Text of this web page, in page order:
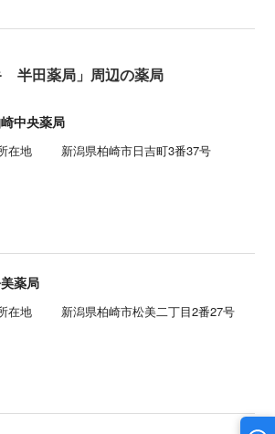
半田薬局」周辺の薬局
中央薬局
在地 新潟県柏崎市日吉町3番37号
薬局
在地 新潟県柏崎市松美二丁目2番27号